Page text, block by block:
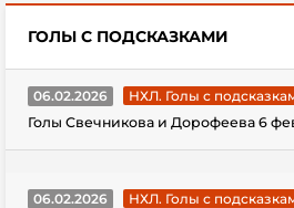
ГОЛЫ С ПОДСКАЗКАМИ
06.02.2026
НХЛ. Голы с
Голы Свечникова и Дорофеева 6
06.02.2026
НХЛ. Голы с